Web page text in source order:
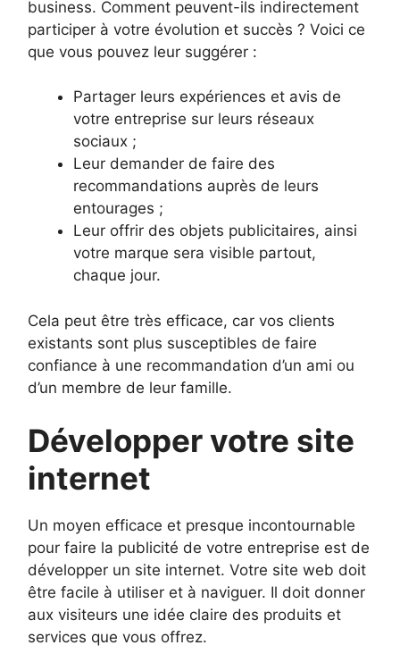
business. Comment peuvent-ils indirectement
participer à votre évolution et succès ? Voici ce
que vous pouvez leur suggérer :
Partager leurs expériences et avis de
votre entreprise sur leurs réseaux
sociaux ;
Leur demander de faire des
recommandations auprès de leurs
entourages ;
Leur offrir des objets publicitaires, ainsi
votre marque sera visible partout,
chaque jour.
Cela peut être très efficace, car vos clients
existants sont plus susceptibles de faire
confiance à une recommandation d’un ami ou
d’un membre de leur famille.
Développer votre site
internet
Un moyen efficace et presque incontournable
pour faire la publicité de votre entreprise est de
développer un site internet. Votre site web doit
être facile à utiliser et à naviguer. Il doit donner
aux visiteurs une idée claire des produits et
services que vous offrez.